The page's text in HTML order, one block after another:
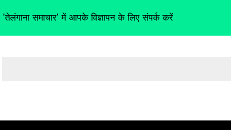
'तेलंगाना समाचार' में आपके विज्ञापन के लिए संपर्क करें